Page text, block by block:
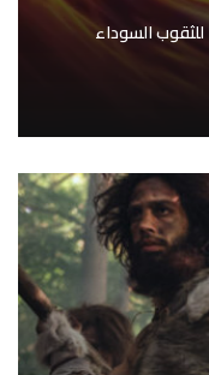
للثقوب السوداء